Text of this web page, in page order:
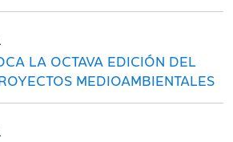
LA OCTAVA EDICIÓN DEL
MEDIOAMBIENTALES